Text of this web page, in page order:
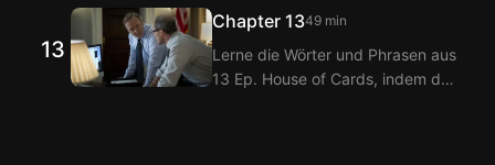
11 Ep. House of Cards.
Langflix Erweiterungen ansiehst!
Mit der Doppeltitel-Funktion von
Langflix erhältst du
13
Chapter 1349 min
Lerne die Wörter und Phrasen aus
13 Ep. House of Cards, indem du